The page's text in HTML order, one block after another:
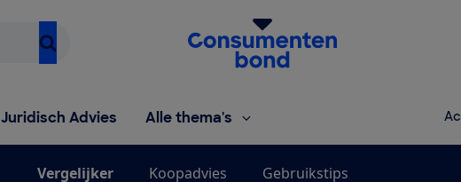
Homepage van de Consumentenbond
Juridisch Advies Alle thema's
Vergelijker Koopadvies Gebruikstips